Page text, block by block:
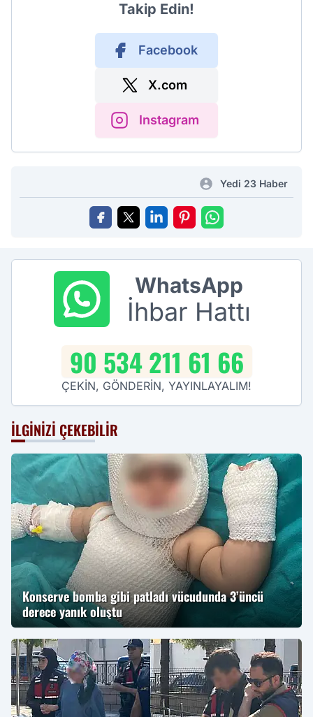
Takip Edin!
Facebook
X.com
Instagram
Yedi 23 Haber
WhatsApp
İhbar Hattı
90 534 211 61 66
ÇEKİN, GÖNDERİN, YAYINLAYALIM!
İLGINIZI ÇEKEBILIR
Konserve bomba gibi patladı vücudunda 3’üncü
derece yanık oluştu